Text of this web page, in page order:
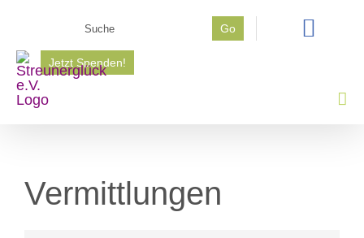
springen
Go
Jetzt Spenden!
Vermittlungen